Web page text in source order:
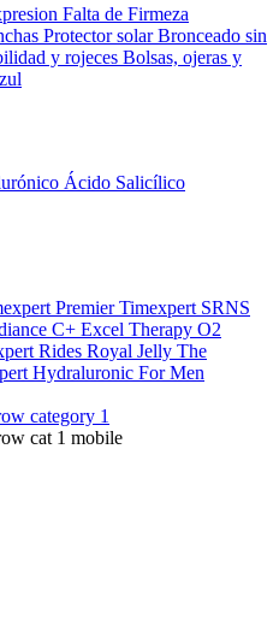
Falta de Firmeza
Protector solarBronceado sin
y rojeces Bolsas, ojeras y
Ácido Salicílico
PremierTimexpert SRNS
C+ Excel Therapy O2
Rides Royal Jelly The
Hydraluronic For Men